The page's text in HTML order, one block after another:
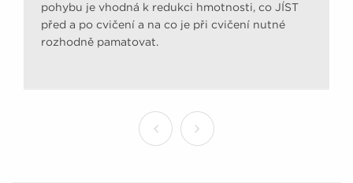
pohybu je vhodná k redukci hmotnosti, co JÍST
před a po cvičení a na co je při cvičení nutné
rozhodně pamatovat.